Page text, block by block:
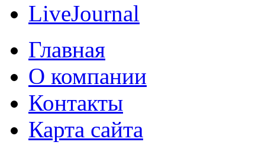
LiveJournal
Главная
О компании
Контакты
Карта сайта